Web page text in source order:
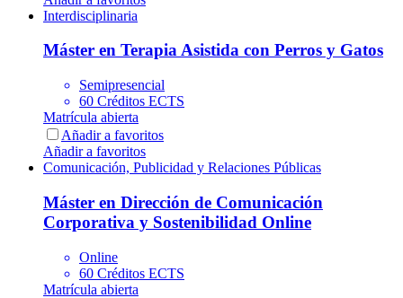
Interdisciplinaria
Máster en Terapia Asistida con Perros y Gatos
Semipresencial
60 Créditos ECTS
Matrícula abierta
Añadir a favoritos
Añadir a favoritos
Comunicación, Publicidad y Relaciones Públicas
Máster en Dirección de Comunicación
Corporativa y Sostenibilidad Online
Online
60 Créditos ECTS
Matrícula abierta